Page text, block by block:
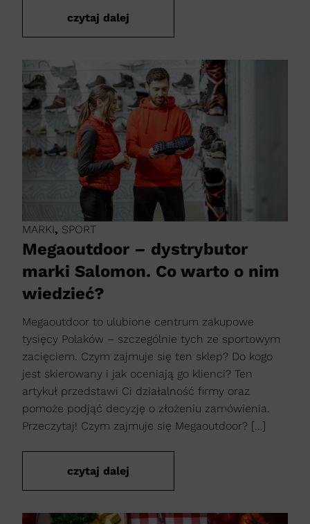
czytaj dalej
MARKI, SPORT
Megaoutdoor – dystrybutor
marki Salomon. Co warto o nim
wiedzieć?
Megaoutdoor to ulubione centrum zakupowe
tysięcy Polaków – szczególnie tych ze sportowym
zacięciem. Czym zajmuje się ten sklep? Do kogo
jest skierowany i jak oceniają go klienci? Ten
artykuł przedstawi Ci działalność firmy oraz
pomoże podjąć decyzję o złożeniu zamówienia.
Przeczytaj! Czym zajmuje się Megaoutdoor? […]
czytaj dalej